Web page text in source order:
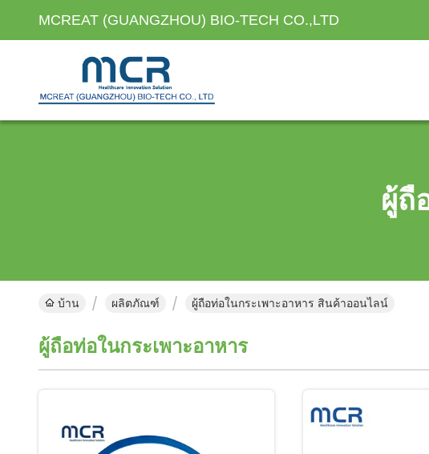
MCREAT (GUANGZHOU) BIO-TECH CO.,LTD
ผู้ถื
บ้าน ผลิตภัณฑ์ ผู้ถือท่อในกระเพาะอาหาร สินค้าออนไลน์
ผู้ถือท่อในกระเพาะอาหาร